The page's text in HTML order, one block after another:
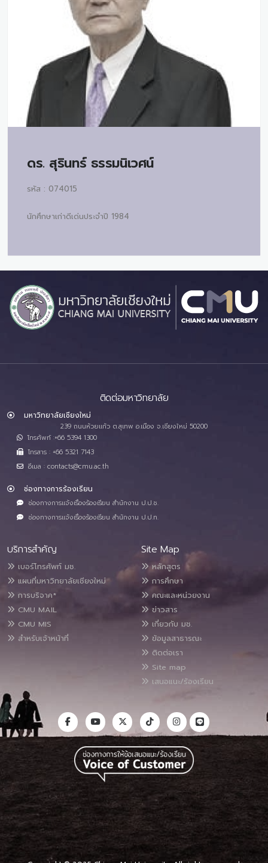
ดร. สุรินทร์ ธรรมนิเวศน์
รหัส : 074015
นักศึกษาเก่าดีเด่นประจำปี 1984
ติดต่อมหาวิทยาลัย
มหาวิทยาลัยเชียงใหม่
239 ถนนห้วยแก้ว ต.สุเทพ อ.เมือง จ.เชียงใหม่ 50200
โทรศัพท์ :+66 5394 1300
โทรสาร : +66 5321 7143
อีเมล : contacts@cmu.ac.th
ช่องทางการร้องเรียน
ช่องทางการแจ้งเรื่องร้องเรียน สำนักงาน ป.ป.ช.
ช่องทางการแจ้งเรื่องร้องเรียน สำนักงาน ป.ป.ท.
บริการสำคัญ
เบอร์โทรศัพท์ มช.
แผนที่มหาวิทยาลัยเชียงใหม่
การบริจาค*
CMU MAIL
CMU MIS
สำหรับเจ้าหน้าที่
Site Map
หลักสูตร
การศึกษา
คณะและหน่วยงาน
ข่าวสาร
เกี่ยวกับ มช.
ข้อมูลสาธารณะ
ติดต่อเรา
Site map
เสนอแนะ/ร้องเรียน